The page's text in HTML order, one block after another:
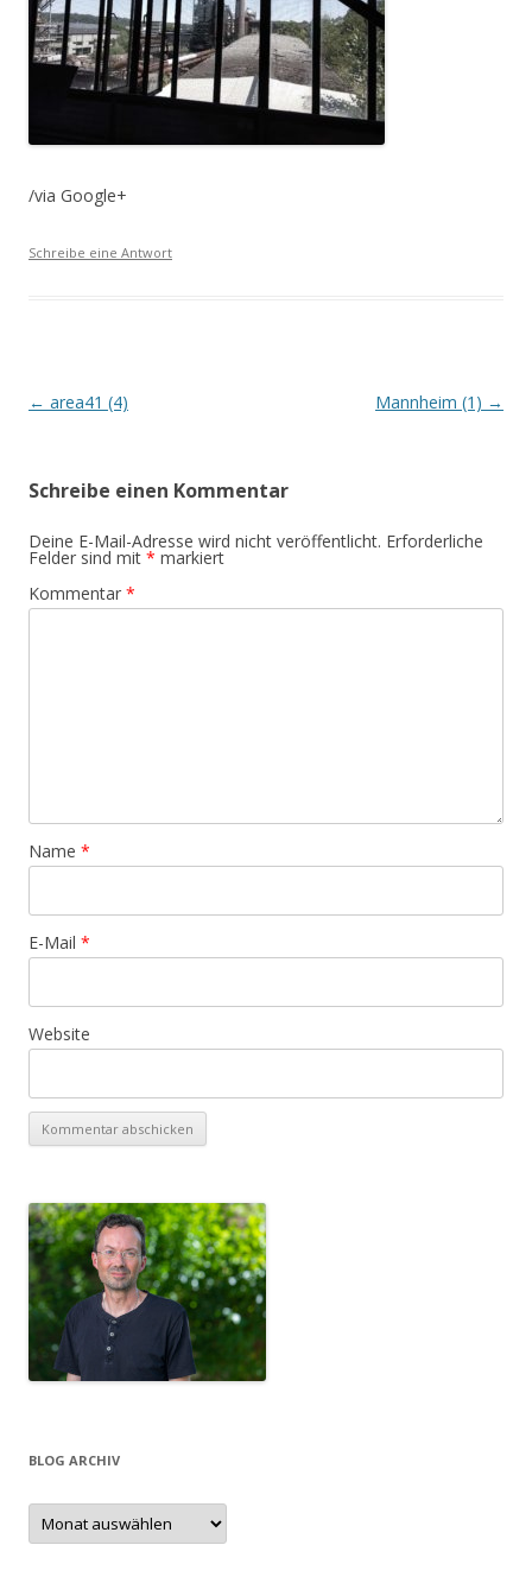
/via Google+
Schreibe eine Antwort
Beitrags-
← area41 (4) Mannheim (1) →
Schreibe einen Kommentar
Deine E-Mail-Adresse wird nicht veröffentlicht. Erforderliche
Felder sind mit * markiert
Kommentar *
Name *
E-Mail *
Website
BLOG ARCHIV
Blog
Archiv